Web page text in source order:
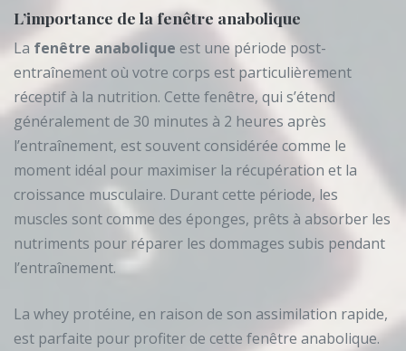
L’importance de la fenêtre anabolique
La fenêtre anabolique est une période post-
entraînement où votre corps est particulièrement
réceptif à la nutrition. Cette fenêtre, qui s’étend
généralement de 30 minutes à 2 heures après
l’entraînement, est souvent considérée comme le
moment idéal pour maximiser la récupération et la
croissance musculaire. Durant cette période, les
muscles sont comme des éponges, prêts à absorber les
nutriments pour réparer les dommages subis pendant
l’entraînement.
La whey protéine, en raison de son assimilation rapide,
est parfaite pour profiter de cette fenêtre anabolique.